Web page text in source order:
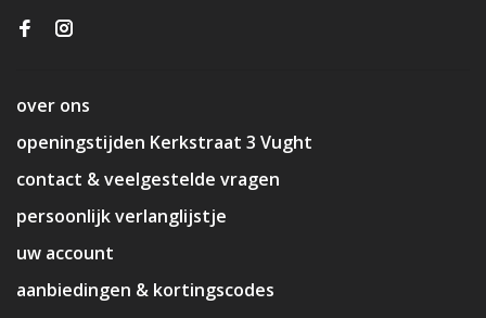
over ons
openingstijden Kerkstraat 3 Vught
contact & veelgestelde vragen
persoonlijk verlanglijstje
uw account
aanbiedingen & kortingscodes